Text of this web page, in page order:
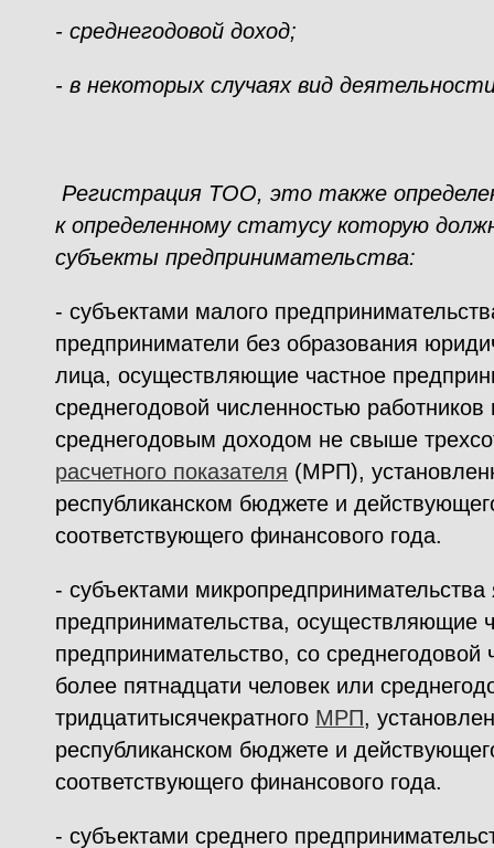
- среднегодовой доход;
- в некоторых случаях вид
Регистрация ТОО, это также
к определенному статусу которую
субъекты предпринимательства:
- субъектами малого
предприниматели без образования
лица, осуществляющие частное
среднегодовой численностью
среднегодовым доходом не свыше
расчетного показателя (МРП),
республиканском бюджете и
соответствующего финансового года.
- субъектами
предпринимательства, осуществляющие
предпринимательство, со среднегодовой
более пятнадцати человек или
тридцатитысячекратного МРП,
республиканском бюджете и
соответствующего финансового года.
- субъектами среднего